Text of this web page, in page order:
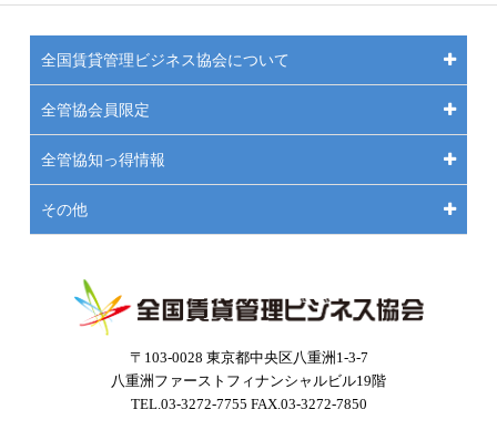
〒103-0028 東京都中央区八重洲1-3-7
八重洲ファーストフィナンシャルビル19階
TEL.03-3272-7755 FAX.03-3272-7850
全国賃貸管理ビジネス協会について
全管協会員限定
全管協知っ得情報
その他